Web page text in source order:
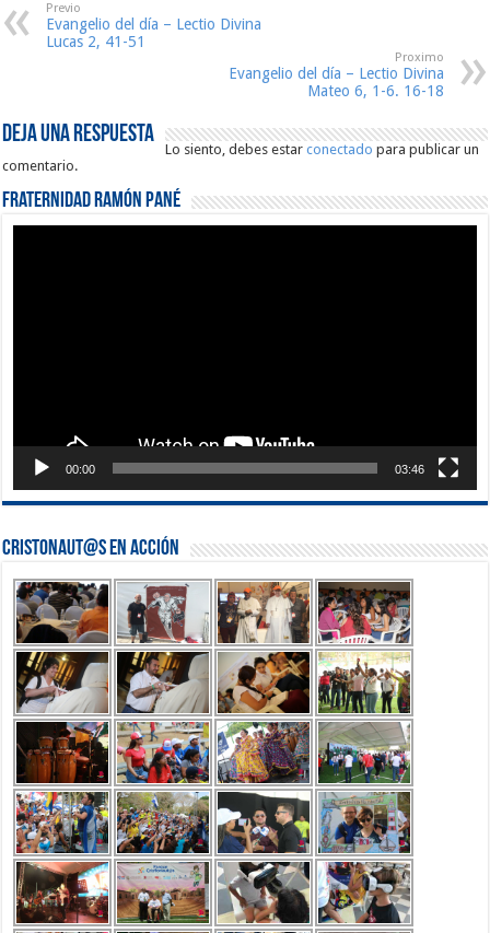
Previo
Evangelio del día – Lectio Divina
Lucas 2, 41-51
Proximo
Evangelio del día – Lectio Divina
Mateo 6, 1-6. 16-18
Deja una respuesta
Lo siento, debes estarconectado para publicar un
comentario.
Fraternidad Ramón Pané
00:00 03:46
Cristonaut@s en Acción